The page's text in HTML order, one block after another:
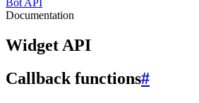
Bot API
Documentation
Widget API
Callback functions#